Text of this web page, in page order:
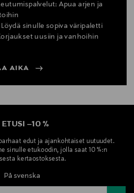
Apua arjen ja
sinulle sopiva väripaletti
uusiin ja vanhoihin
AIKA
ETUSI –10 %
edut ja ajankohtaiset uutuudet.
sinulle etukoodin, jolla saat 10 %:n
kertaostoksesta.
På svenska